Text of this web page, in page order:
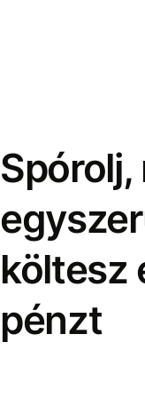
költesz
pénzt